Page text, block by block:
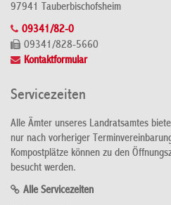
97941 Tauberbischofsheim
09341/82-0
09341/828-5660
Kontaktformular
Servicezeiten
Alle Ämter unseres Landratsamtes
nur nach vorheriger
Kompostplätze können zu den
besucht werden.
Alle Servicezeiten